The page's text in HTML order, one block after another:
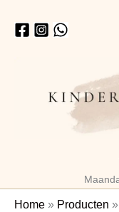
naar
Home » Producten »